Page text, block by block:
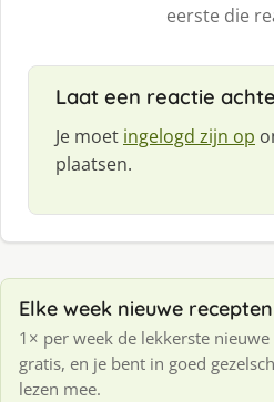
eerste die
Laat een reactie
Je moet ingelogd zijn op
plaatsen.
Elke week nieuwe
1× per week de lekkerste
gratis, en je bent in goed
lezen mee.